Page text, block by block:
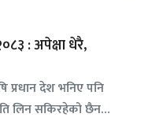
: अपेक्षा धेरै,
प्रधान देश भनिए पनि
लिन सकिरहेको छैन…